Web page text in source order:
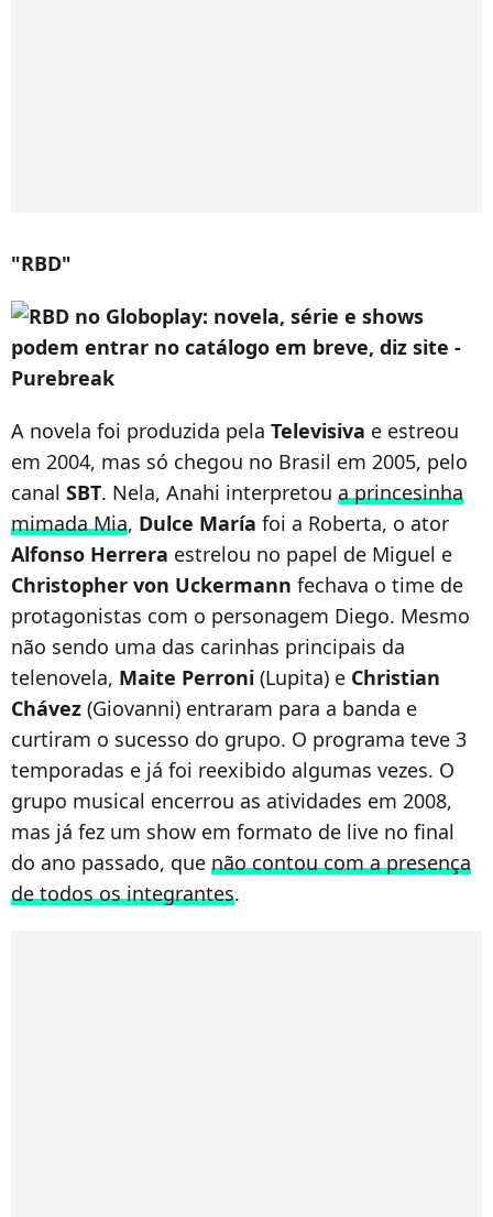
"RBD"
A novela foi produzida pela Televisiva e estreou
em 2004, mas só chegou no Brasil em 2005, pelo
canal SBT. Nela, Anahi interpretou a princesinha
mimada Mia, Dulce María foi a Roberta, o ator
Alfonso Herrera estrelou no papel de Miguel e
Christopher von Uckermann fechava o time de
protagonistas com o personagem Diego. Mesmo
não sendo uma das carinhas principais da
telenovela, Maite Perroni (Lupita) e Christian
Chávez (Giovanni) entraram para a banda e
curtiram o sucesso do grupo. O programa teve 3
temporadas e já foi reexibido algumas vezes. O
grupo musical encerrou as atividades em 2008,
mas já fez um show em formato de live no final
do ano passado, que não contou com a presença
de todos os integrantes.